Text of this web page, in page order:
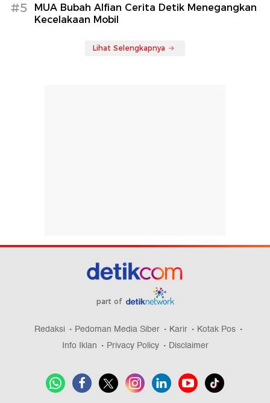
#5
MUA Bubah Alfian Cerita Detik Menegangkan
Kecelakaan Mobil
Lihat Selengkapnya
part of
Redaksi Pedoman Media Siber Karir
Kotak Pos
Info Iklan
Privacy Policy Disclaimer